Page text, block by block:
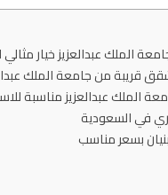
الملك عبدالعزيز خيار
عبدالعزيز مناسبة
في السعودية
بسعر مناسب